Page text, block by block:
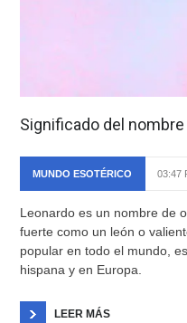
Significado del
MUNDO ESOTÉRICO 03:47
Leonardo es un nombre de
fuerte como un león o
popular en todo el mundo,
hispana y en Europa.
LEER MÁS